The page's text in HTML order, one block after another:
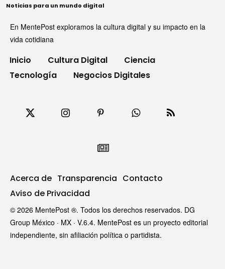
Noticias para un mundo digital
En MentePost exploramos la cultura digital y su impacto en la
vida cotidiana
Inicio Cultura Digital
Ciencia
Tecnología
Negocios Digitales
Acerca de Transparencia Contacto
Aviso de Privacidad
© 2026 MentePost ®. Todos los derechos reservados. DG
Group México · MX · V.6.4. MentePost es un proyecto editorial
independiente, sin afiliación política o partidista.